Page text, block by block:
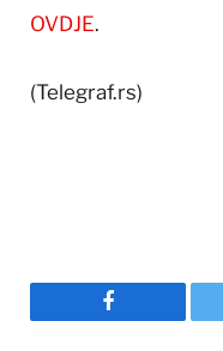
OVDJE.
(Telegraf.rs)
Facebook